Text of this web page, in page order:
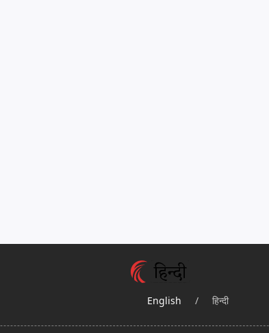
English / हिन्दी